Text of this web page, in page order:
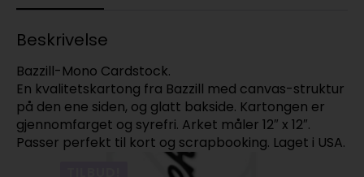
Beskrivelse
Bazzill-Mono Cardstock.
En kvalitetskartong fra Bazzill med canvas-struktur
på den ene siden, og glatt bakside. Kartongen er
gjennomfarget og syrefri. Arket måler 12″ x 12″.
Passer perfekt til kort og scrapbooking. Laget i USA.